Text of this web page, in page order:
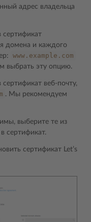
адрес владельца
сертификат
домена и каждого
www.example.com
выбрать эту опцию.
веб-почту,
. Мы рекомендуем
выберите те из
сертификат.
сертификат Let’s